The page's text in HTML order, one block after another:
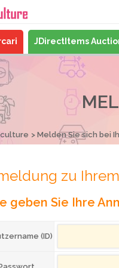
JDirectItems
Melden Sie sich bei
zu
geben Sie Ihre
(ID)